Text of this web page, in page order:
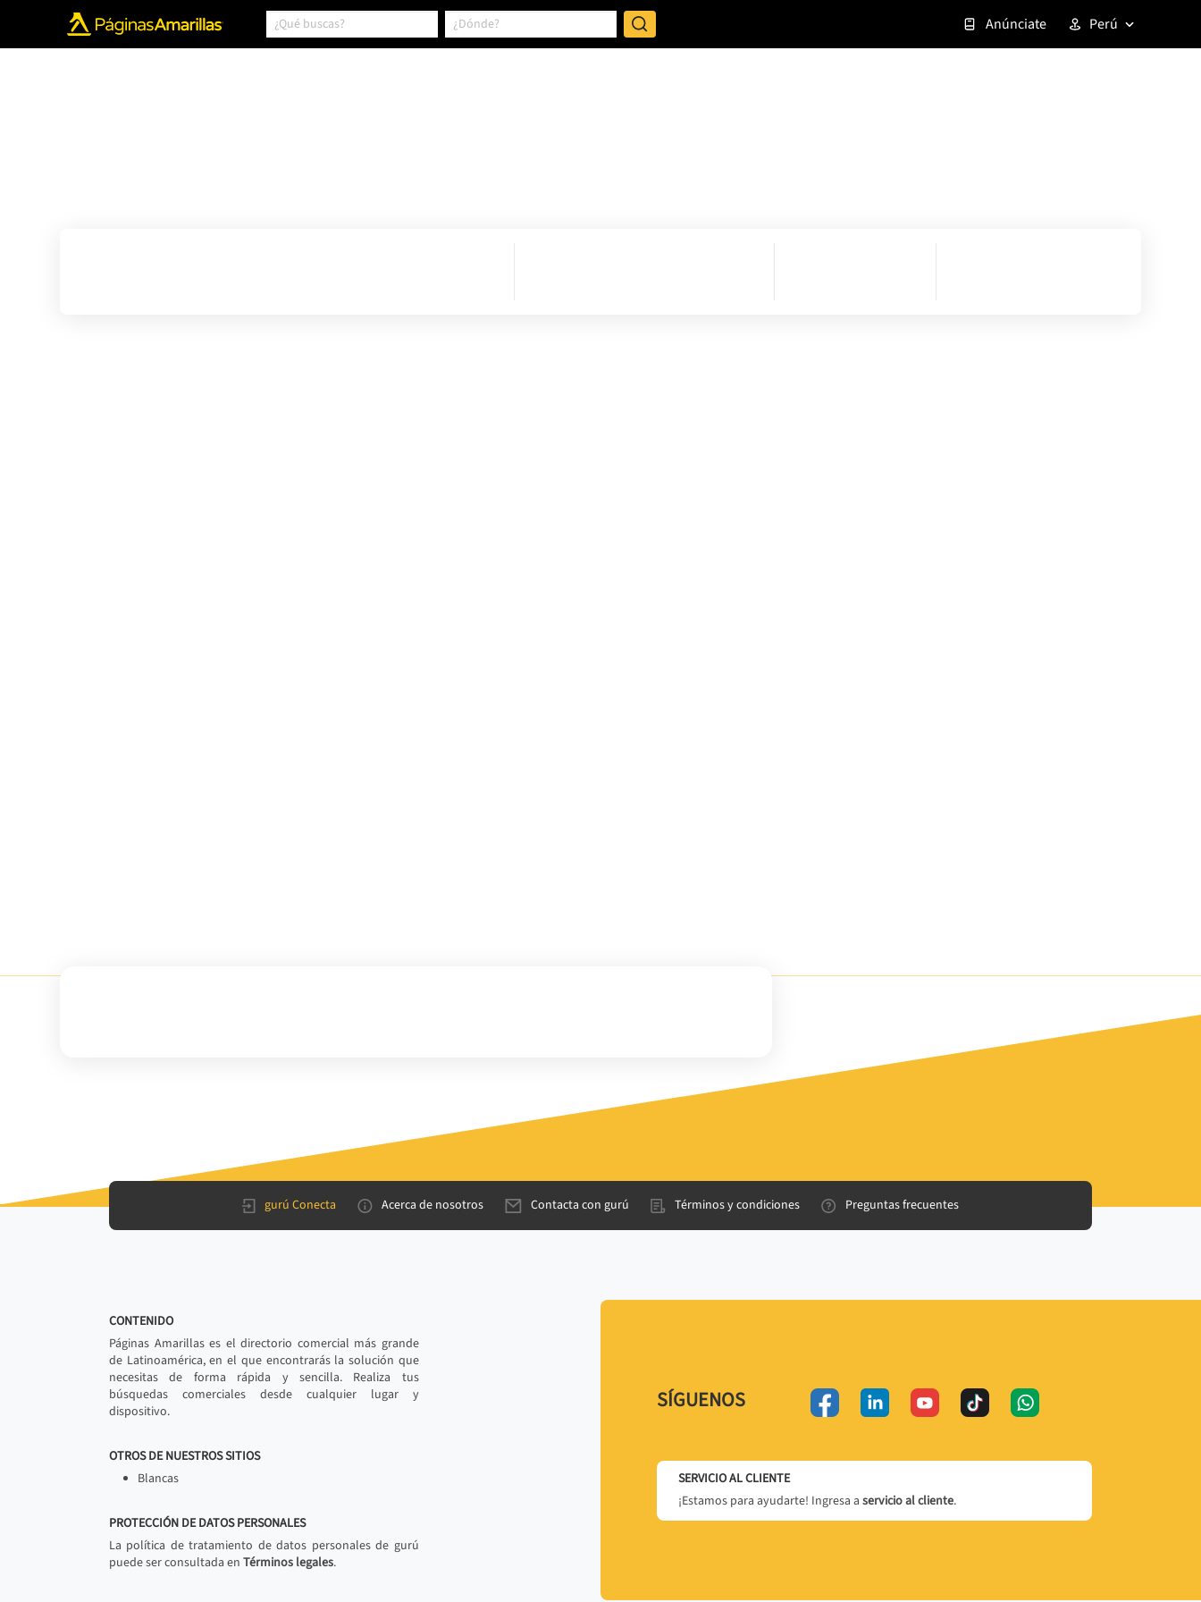
Anúnciate Perú
gurú Conecta Acerca de nosotros Contacta con gurú Términos y condiciones Preguntas frecuentes
CONTENIDO
Páginas Amarillas es el directorio comercial más grande
de Latinoamérica, en el que encontrarás la solución que
necesitas de forma rápida y sencilla. Realiza tus
búsquedas comerciales desde cualquier lugar y
dispositivo.
OTROS DE NUESTROS SITIOS
Blancas
PROTECCIÓN DE DATOS PERSONALES
La política de tratamiento de datos personales de gurú
puede ser consultada en Términos legales.
SÍGUENOS
SERVICIO AL CLIENTE
¡Estamos para ayudarte! Ingresa a servicio al cliente.